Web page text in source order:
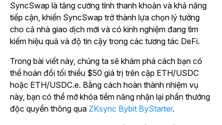
SyncSwap là tăng cường tính thanh khoản và khả năng
tiếp cận, khiến SyncSwap trở thành lựa chọn lý tưởng
cho cả nhà giao dịch mới và có kinh nghiệm đang tìm
kiếm hiệu quả và độ tin cậy trong các tương tác DeFi.
Trong bài viết này, chúng ta sẽ khám phá cách bạn có
thể hoán đổi tối thiểu $50 giá trị trên cặp ETH/USDC
hoặc ETH/USDC.e. Bằng cách hoàn thành nhiệm vụ
này, bạn có thể mở khóa tiềm năng nhận lại phần thưởng
độc quyền thông qua ZKsync Bybit ByStarter.